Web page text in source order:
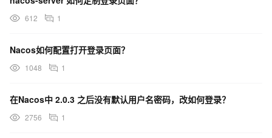
612 1
Nacos如何配置打开登录页面？
1048 1
在Nacos中 2.0.3 之后没有默认用户名密码，改如何登录？
2756 1